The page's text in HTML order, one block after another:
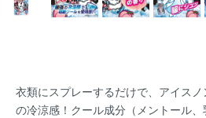
衣類にスプレーするだけで、アイス
の冷涼感！クール成分（メントール